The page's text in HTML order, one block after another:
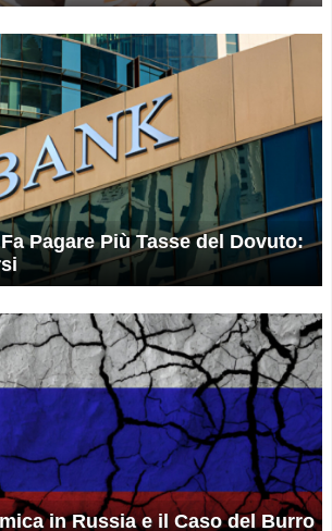
Pagare Più Tasse del Dovuto:
in Russia e il Caso del Burro